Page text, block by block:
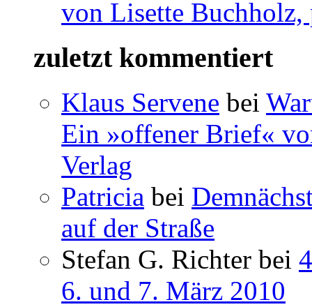
von Lisette Buchholz,
zuletzt kommentiert
Klaus Servene bei
Ein »offener Brief«
Verlag
Patricia bei
auf der Straße
Stefan G. Richter bei
6. und 7. März 2010